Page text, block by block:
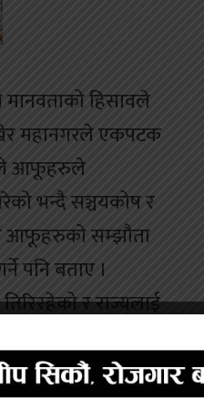
हिसावले
महानगरले एकपटक
आफूहरुले
भन्दै सञ्चयकोष र
आफूहरुको सम्झौता
पनि बताए ।
र राज्यलाई